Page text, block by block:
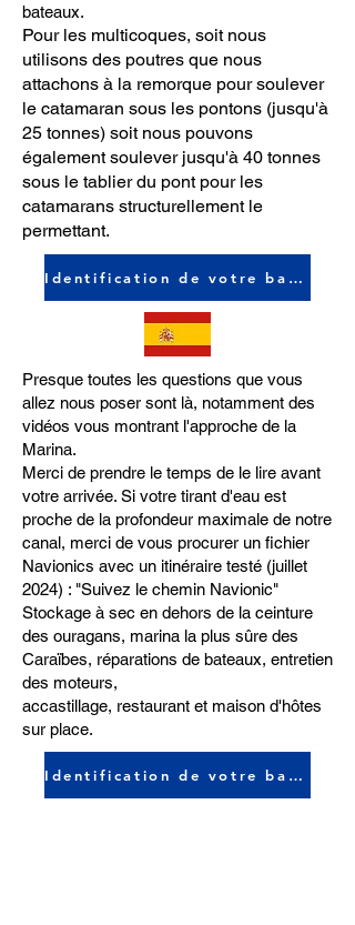
bateaux.
Pour les multicoques, soit nous
utilisons des poutres que nous
attachons à la remorque pour soulever
le catamaran sous les pontons (jusqu'à
25 tonnes) soit nous pouvons
également soulever jusqu'à 40 tonnes
sous le tablier du pont pour les
catamarans structurellement le
permettant.
Identification de votre bateau
Presque toutes les questions que vous
allez nous poser sont là, notamment des
vidéos vous montrant l'approche de la
Marina.
Merci de prendre le temps de le lire avant
votre arrivée. Si votre tirant d'eau est
proche de la profondeur maximale de notre
canal, merci de vous procurer un fichier
Navionics avec un itinéraire testé (juillet
2024) : "Suivez le chemin Navionic"
Stockage à sec en dehors de la ceinture
des ouragans, marina la plus sûre des
Caraïbes, réparations de bateaux, entretien
des moteurs,
accastillage, restaurant et maison d'hôtes
sur place.
Identification de votre bateau